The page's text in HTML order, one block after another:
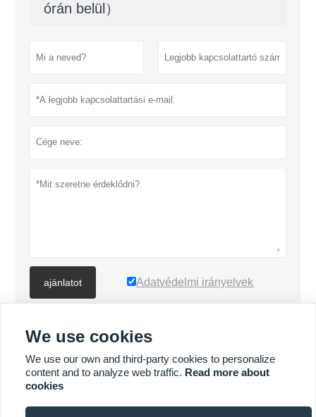
órán belül）
ajánlatot Adatvédelmi irányelvek
TÖBB TERMÉK
TÖBB SZOLGÁLTATÁS
We use cookies
We use our own and third-party cookies to personalize
content and to analyze web traffic. Read more about
cookies